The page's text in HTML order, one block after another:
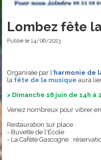
Lombez fête
Publié le 14/06/2023
Organisée par l' harmonie de
la fête de la musique aura
> Dimanche 18 juin de 14h à
Venez nombreux pour vibrer
Restauration sur place :
- Buvette de l'École
- La Cafète Gascogne :